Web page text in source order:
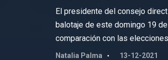
El presidente del consejo
balotaje de este domingo 19
comparación con las
Natalia Palma 13-12-2021